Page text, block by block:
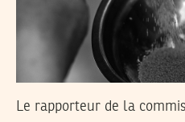
Le rapporteur de la